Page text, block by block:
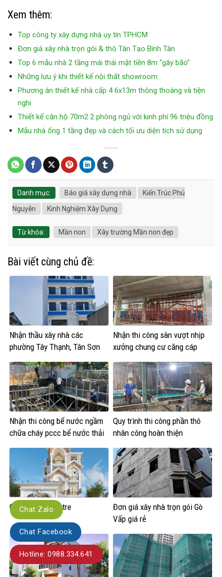
Xem thêm:
Top công ty xây dựng nhà uy tín TPHCM
Đơn giá xây nhà trọn gói & thô Tân Tạo Bình Tân
Top 6 mẫu nhà 2 tầng mái thái mặt tiền 8m “gây bão”
Những lưu ý khi thiết kế nội thất showroom
Phương án thiết kế nhà cấp 4 6x13m thông thoáng và tiện
nghi
Thiết kế căn hộ 70m2 2 phòng ngủ với kinh phí 96 triệu đồng
Mẫu nhà ống 1 tầng đẹp và cách tối ưu diện tích sử dụng
Danh mục: Báo giá xây dựng nhà
Kiến Trúc Phú
Nguyễn
Kinh Nghiệm Xây Dựng
Từ khóa: Mần non Xây trường Mần non đẹp
Bài viết cùng chủ đề:
Nhận thầu xây nhà các
phường Tây Thạnh, Tân Sơn
và Tân Phú.
Nhận thi công sàn vượt nhịp
xưởng chung cư căng cáp
Nhận thi công bể nước ngầm
chữa cháy pccc bể nước thải
Quy trình thi công phần thô
nhân công hoàn thiện
Giá xây nhà bến tre
Đơn giá xây nhà trọn gói Gò
Vấp giá rẻ
Chat Zalo
Chat Facebook
Hotline: 0988.334.641